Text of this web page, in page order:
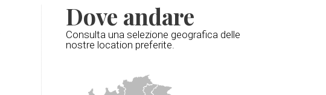
Dove andare
Consulta una selezione geografica delle
nostre location preferite.